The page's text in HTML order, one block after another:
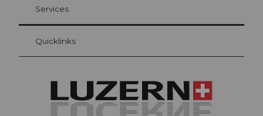
Vos avantages en tant qu'hôte pour la nuit
Services
Quicklinks